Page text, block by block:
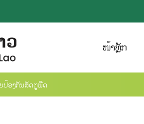
ໜ້າຫຼັກ
ອງກັນສັດຕູພືດ